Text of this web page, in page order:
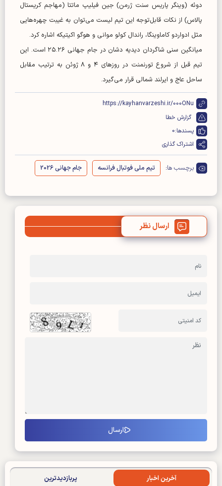
دوئه (وینگر پاریس سنت ژرمن) جین فیلیپ ماتتا (مهاجم کریستال
پالاس) از نکات قابل‌توجه این تیم لیست می‌توان به غیبت چهره‌هایی
مثل ادواردو کاماوینگا، راندال کولو موانی و هوگو اکیتیکه اشاره کرد.
میانگین سنی شاگردان دیدیه دشان در جام جهانی ۲۵.۲۶ است. این
تیم قبل از شروع تورنمنت در روز‌های ۴ و ۸ ژوئن به ترتیب مقابل
ساحل عاج و ایرلند شمالی قرار می‌گیرد.
https://kayhanvarzeshi.ir/000ONu
گزارش خطا
پسندها:0
اشتراک گذاری
برچسب ها: تیم ملی فوتبال فرانسه جام جهانی 2026
ارسال نظر
آخرین اخبار پربازدیدترین